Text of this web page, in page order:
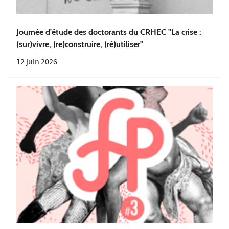
Journée d'étude des doctorants du CRHEC "La crise :
(sur)vivre, (re)construire, (ré)utiliser"
12 juin 2026